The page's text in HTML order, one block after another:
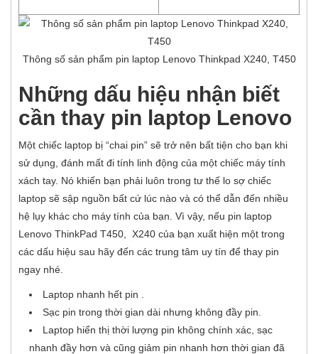
Thông số sản phẩm pin laptop Lenovo Thinkpad X240, T450
Những dấu hiệu nhận biết
cần thay pin laptop Lenovo
Một chiếc laptop bị “chai pin” sẽ trở nên bất tiện cho bạn khi
sử dụng, đánh mất đi tính linh động của một chiếc máy tính
xách tay. Nó khiến bạn phải luôn trong tư thế lo sợ chiếc
laptop sẽ sập nguồn bất cứ lúc nào và có thể dẫn đến nhiều
hệ lụy khác cho máy tính của bạn. Vì vậy, nếu pin laptop
Lenovo ThinkPad T450, X240 của bạn xuất hiện một trong
các dấu hiệu sau hãy đến các trung tâm uy tín để thay pin
ngay nhé.
Laptop nhanh hết pin .
Sạc pin trong thời gian dài nhưng không đầy pin.
Laptop hiển thị thời lượng pin không chính xác, sạc
nhanh đầy hơn và cũng giảm pin nhanh hơn thời gian đã